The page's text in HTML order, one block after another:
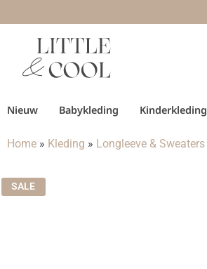
Nieuw Babykleding Kinderkleding
Home » Kleding » Longleeve & Sweaters
SALE